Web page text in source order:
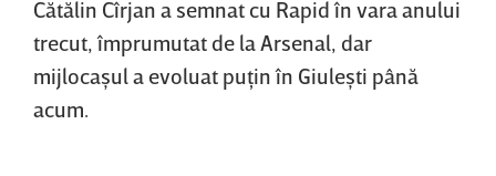
Cătălin Cîrjan a semnat cu Rapid în vara anului
trecut, împrumutat de la Arsenal, dar
mijlocaşul a evoluat puţin în Giuleşti până
acum.